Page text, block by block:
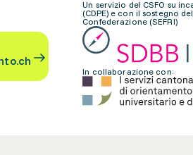
Un servizio del CSFO su
(CDPE) e con il sostegno
Confederazione (SEFRI)
In collaborazione con: